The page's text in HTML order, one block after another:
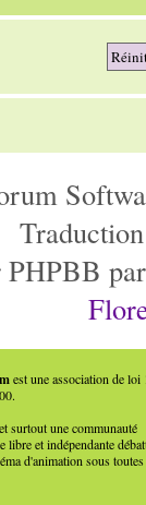
PHPBB
est une association de loi
surtout une communauté
libre et indépendante
d'animation sous toutes